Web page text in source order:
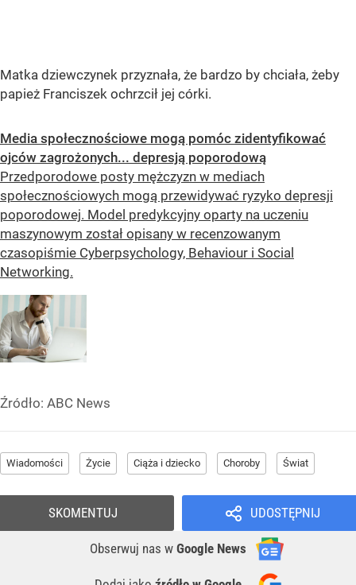
Matka dziewczynek przyznała, że ​​bardzo by chciała, żeby
papież Franciszek ochrzcił jej córki.
Media społecznościowe mogą pomóc zidentyfikować
ojców zagrożonych... depresją poporodową
Przedporodowe posty mężczyzn w mediach
społecznościowych mogą przewidywać ryzyko depresji
poporodowej. Model predykcyjny oparty na uczeniu
maszynowym został opisany w recenzowanym
czasopiśmie Cyberpsychology, Behaviour i Social
Networking.
Źródło: ABC News
Wiadomości Życie Ciąża i dziecko Choroby Świat
UDOSTĘPNIJ
Obserwuj nas w Google News
SKOMENTUJ